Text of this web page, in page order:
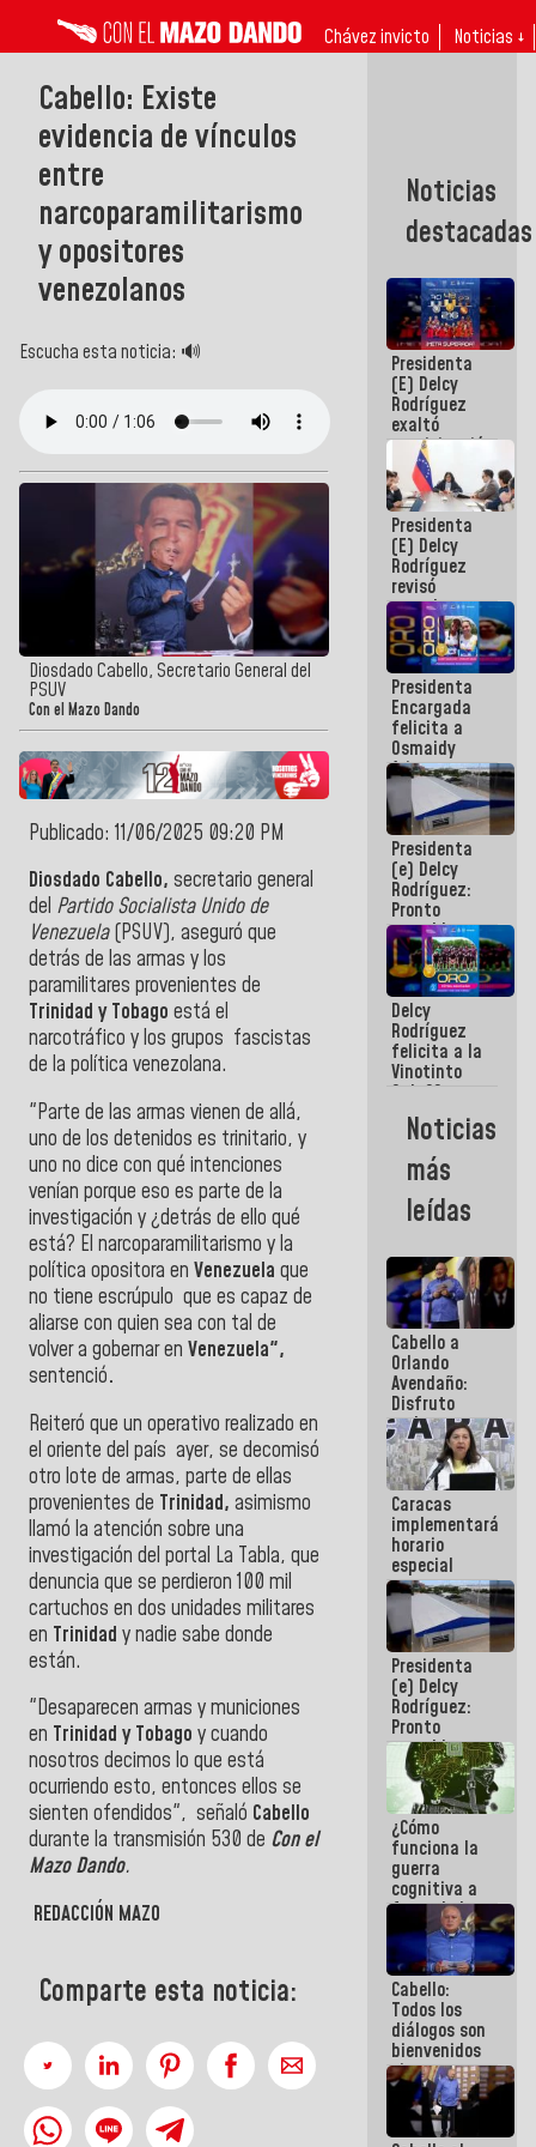
Chávez invicto Noticias ↓
Cabello: Existe
evidencia de vínculos
entre
narcoparamilitarismo
y opositores
venezolanos
Escucha esta noticia: 🔊
Diosdado Cabello, Secretario General del
PSUV
Con el Mazo Dando
Publicado: 11/06/2025 09:20 PM
Diosdado Cabello, secretario general
del Partido Socialista Unido de
Venezuela (PSUV), aseguró que
detrás de las armas y los
paramilitares provenientes de
Trinidad y Tobago está el
narcotráfico y los grupos fascistas
de la política venezolana.
"Parte de las armas vienen de allá,
uno de los detenidos es trinitario, y
uno no dice con qué intenciones
venían porque eso es parte de la
investigación y ¿detrás de ello qué
está? El narcoparamilitarismo y la
política opositora en Venezuela que
no tiene escrúpulo que es capaz de
aliarse con quien sea con tal de
volver a gobernar en Venezuela",
sentenció.
Reiteró que un operativo realizado en
el oriente del país ayer, se decomisó
otro lote de armas, parte de ellas
provenientes de Trinidad, asimismo
llamó la atención sobre una
investigación del portal La Tabla, que
denuncia que se perdieron 100 mil
cartuchos en dos unidades militares
en Trinidad y nadie sabe donde
están.
"Desaparecen armas y municiones
en Trinidad y Tobago y cuando
nosotros decimos lo que está
ocurriendo esto, entonces ellos se
sienten ofendidos", señaló Cabello
durante la transmisión 530 de Con el
Mazo Dando.
REDACCIÓN MAZO
Comparte esta noticia:
Noticias
destacadas
Presidenta
(E) Delcy
Rodríguez
exaltó
participación
de
Venezuela
en Juegos
Centroamericanos
y del Caribe
2026
Presidenta
(E) Delcy
Rodríguez
revisó
agenda
económica y
ejecución de
fondos de
emergencia
post-sismos
Presidenta
Encargada
felicita a
Osmaidy
Arias y
Giraly
Marcano por
hacer
historia en
los
Centroamericanos
Presidenta
(e) Delcy
Rodríguez:
Pronto
restableceremos
las
operaciones
en el
Aeropuerto
Internacional
de
Maiquetía
Delcy
Rodríguez
felicita a la
Vinotinto
Sub 20
campeona
frente
México Sub
23 en los
Centroamericanos
Noticias
más
leídas
Cabello a
Orlando
Avendaño:
Disfruto
cada vez
que escribes
porque lo
que haces
es
embarrarla
Caracas
implementará
horario
especial
para
adaptarse
al plan de
ahorro
energético
Presidenta
(e) Delcy
Rodríguez:
Pronto
restableceremos
las
operaciones
en el
Aeropuerto
Internacional
de
Maiquetía
¿Cómo
funciona la
guerra
cognitiva a
favor de la
narrativa
hegemónica?
(1)
Cabello:
Todos los
diálogos son
bienvenidos
siempre que
estén en el
marco de la
Constitución